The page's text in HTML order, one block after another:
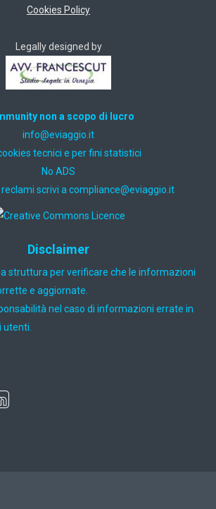
Cookies Policy
Legally designed by
non a scopo di lucro
ti.oiggaive@ofni
tecnici e per fini statistici
No ADS
scrivi a ti.oiggaive@ecnailpmoc
Disclaimer
struttura per verificare che le informazioni
e aggiornate.
nel caso di informazioni errate in